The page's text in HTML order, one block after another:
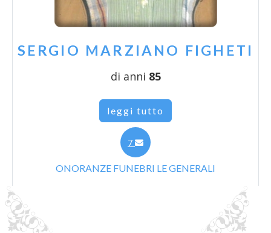
SERGIO MARZIANO FIGHETI
di anni 85
leggi tutto
7
ONORANZE FUNEBRI LE GENERALI